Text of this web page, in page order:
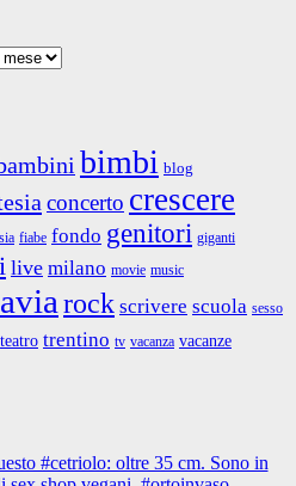
bimbi blog
concerto crescere
fiabe fondo genitori giganti
live milano movie music
rock scrivere scuola sesso
teatro trentino tv vacanza vacanze